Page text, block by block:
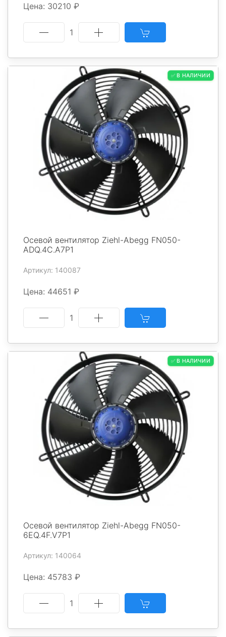
Цена: 30210 ₽
1
✅ В НАЛИЧИИ
Осевой вентилятор Ziehl-Abegg FN050-
ADQ.4C.A7P1
Артикул: 140087
Цена: 44651 ₽
1
✅ В НАЛИЧИИ
Осевой вентилятор Ziehl-Abegg FN050-
6EQ.4F.V7P1
Артикул: 140064
Цена: 45783 ₽
1